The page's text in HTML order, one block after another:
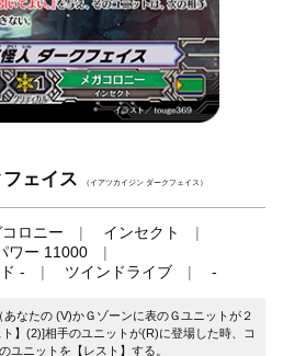
ェイス （イアツカイジン ダークフェイス）
コロニー
インセクト
ワー 11000
- ツインドライブ -
あなたの (V)かＧゾーンに表のＧユニットが２
】(2)]相手のユニットが(R)に登場した時、コ
ユニットを【レスト】する。